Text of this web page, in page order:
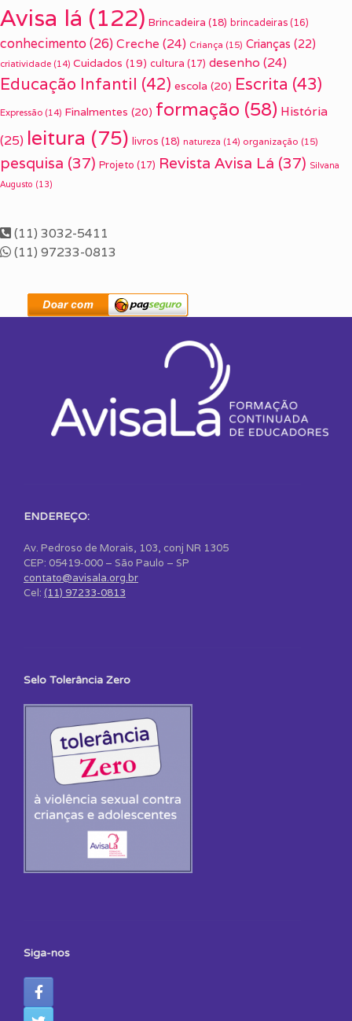
Avisa lá (122) Brincadeira (18) brincadeiras (16)
conhecimento(26) Creche (24) Criança (15) Crianças (22)
criatividade (14) Cuidados (19) cultura (17) desenho (24)
Educação Infantil (42) escola (20) Escrita (43)
Expressão (14) Finalmentes (20) formação (58) História
(25) leitura (75) livros (18) natureza (14) organização (15)
pesquisa (37) Projeto (17) Revista Avisa Lá (37) Silvana
Augusto (13)
(11) 3032-5411
(11) 97233-0813
ENDEREÇO:
Av. Pedroso de Morais, 103, conj NR 1305
CEP: 05419-000 – São Paulo – SP
contato@avisala.org.br
Cel: (11) 97233-0813
Selo Tolerância Zero
Siga-nos